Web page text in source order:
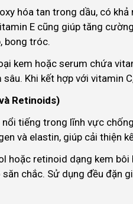
hóa tan trong dầu, có
E cũng giúp tăng
bong tróc.
kem hoặc serum chứa
Khi kết hợp với vitamin
Retinoids)
tiếng trong lĩnh vực
và elastin, giúp cải thiện
hoặc retinoid dạng kem
chắc. Sử dụng đều đặn